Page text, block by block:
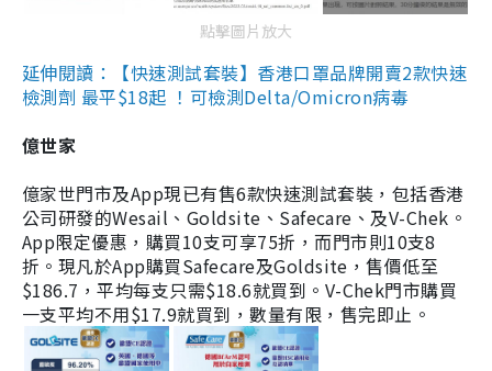
點擊圖片放大
延伸閱讀：【快速測試套裝】香港口罩品牌開賣2款快速
檢測劑 最平$18起 ！可檢測Delta/Omicron病毒
億世家
億家世門市及App現已有售6款快速測試套裝，包括香港
公司研發的Wesail、Goldsite、Safecare、及V-Chek。
App限定優惠，購買10支可享75折，而門市則10支8
折。現凡於App購買Safecare及Goldsite，售價低至
$186.7，平均每支只需$18.6就買到。V-Chek門市購買
一支平均不用$17.9就買到，數量有限，售完即止。